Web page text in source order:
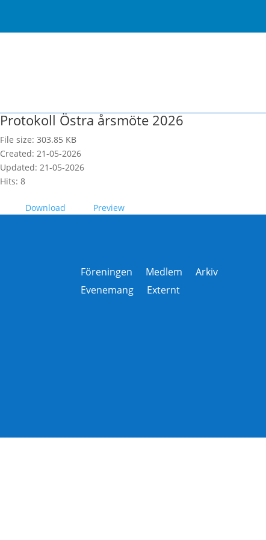
Protokoll Östra årsmöte 2026
File size: 303.85 KB
Created: 21-05-2026
Updated: 21-05-2026
Hits: 8
Download Preview
Föreningen Medlem
Arkiv
Evenemang
Externt